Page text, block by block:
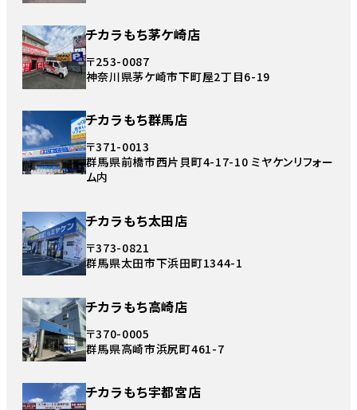
チカラもち茅ケ崎店
〒253-0087
神奈川県茅ケ崎市下町屋2丁目6-19
チカラもち群馬店
〒371-0013
群馬県前橋市西片貝町4-17-10 ミヤケンリフォー
ム内
チカラもち太田店
〒373-0821
群馬県太田市下浜田町1344-1
チカラもち高崎店
〒370-0005
群馬県高崎市浜尻町461-7
チカラもち宇都宮店